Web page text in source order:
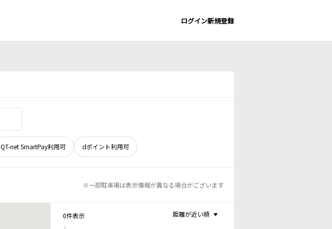
ログイン新規登録
QT-net SmartPay利用可 dポイント利用可
※一部駐車場は表示情報が異なる場合がございます
0件表示 距離が近い順